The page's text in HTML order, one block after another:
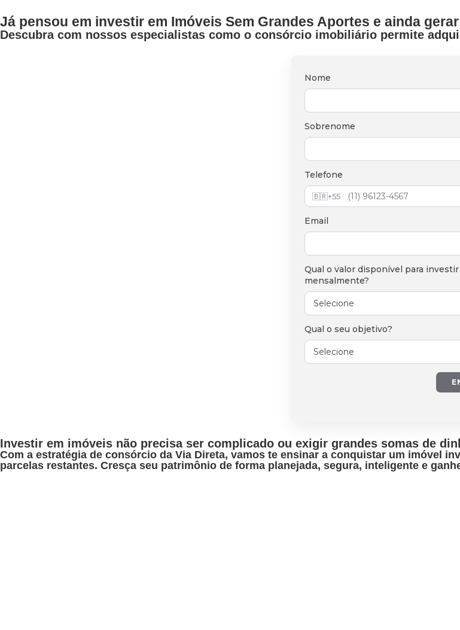
Já pensou em investir em Imóveis Sem Grandes Aportes e ainda
Descubra com nossos especialistas como o consórcio imobiliário permite
Nome
Sobrenome
Telefone
🇧🇷+55
Email
Qual o valor disponível para investir
mensalmente?
Qual o seu objetivo?
Investir em imóveis não precisa ser complicado ou exigir grandes somas de
Com a estratégia de consórcio da Via Direta, vamos te ensinar a conquistar um imóvel
parcelas restantes. Cresça seu patrimônio de forma planejada, segura, inteligente e